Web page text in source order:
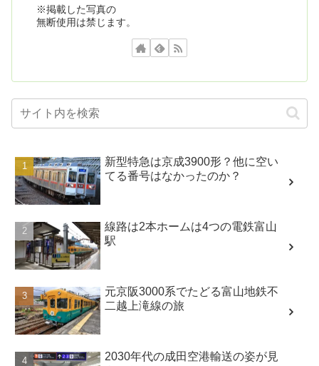
※掲載した写真の
無断使用は禁じます。
新型特急は京成3900形？他に空い
てる番号はなかったのか？
線路は2本ホームは4つの電鉄富山
駅
元京阪3000系でたどる富山地鉄不
二越上滝線の旅
2030年代の成田空港輸送の姿が見